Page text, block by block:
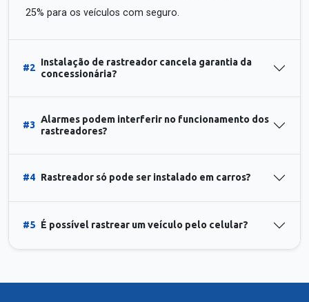
25% para os veículos com seguro.
#2
Instalação de rastreador cancela garantia da
concessionária?
#3
Alarmes podem interferir no funcionamento dos
rastreadores?
#4 Rastreador só pode ser instalado em carros?
#5 É possível rastrear um veículo pelo celular?